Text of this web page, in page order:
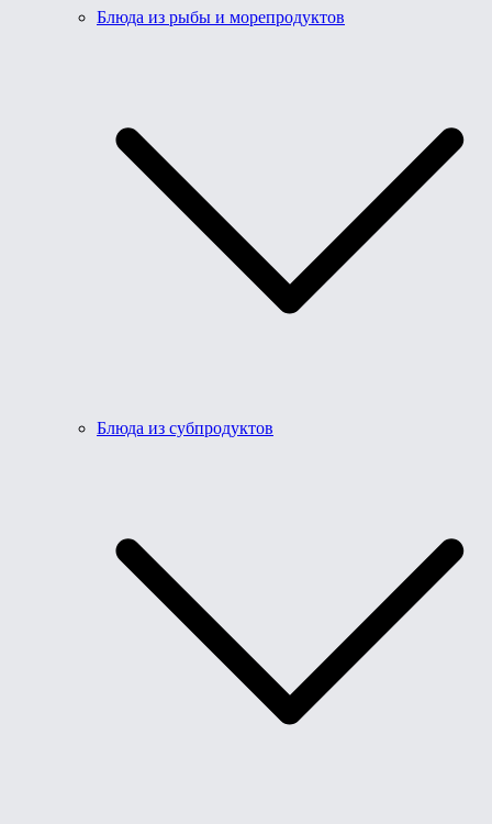
Блюда из рыбы и морепродуктов
Блюда из субпродуктов